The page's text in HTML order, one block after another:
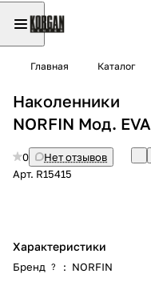
Главная Каталог
Наколенники
NORFIN Мод. EVA
0
Нет отзывов
Арт. R15415
Характеристики
Бренд ? : NORFIN